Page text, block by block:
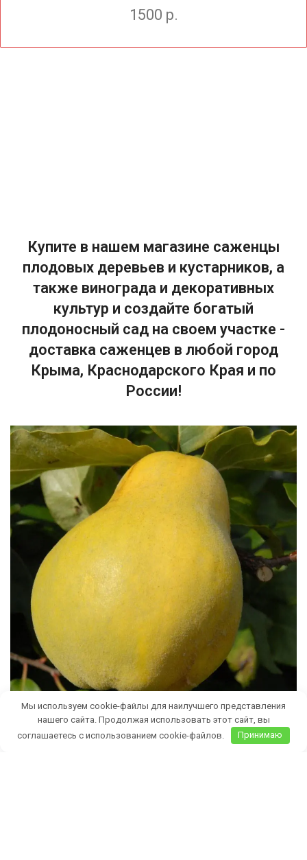
1500 р.
Купите в нашем магазине саженцы
плодовых деревьев и кустарников, а
также винограда и декоративных
культур и создайте богатый
плодоносный сад на своем участке -
доставка саженцев в любой город
Крыма, Краснодарского Края и по
России!
Бесплатная доставка саженцев
Мы используем cookie-файлы для наилучшего представления
нашего сайта. Продолжая использовать этот сайт, вы
соглашаетесь с использованием cookie-файлов.
Принимаю